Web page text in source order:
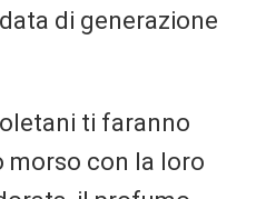
di generazione
ti faranno
morso con la loro